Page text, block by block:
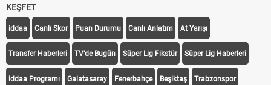
KEŞFET
iddaa Canlı Skor Puan Durumu Canlı Anlatım At Yarışı
Transfer Haberleri TV'de Bugün Süper Lig Fikstür Süper Lig Haberleri
iddaa Programı Galatasaray Fenerbahçe Beşiktaş Trabzonspor